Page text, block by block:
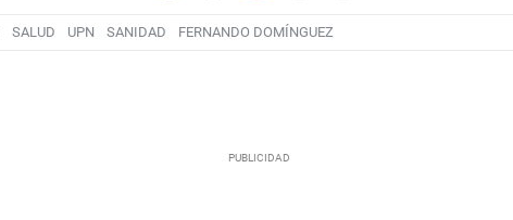
SALUD UPN SANIDAD FERNANDO DOMÍNGUEZ